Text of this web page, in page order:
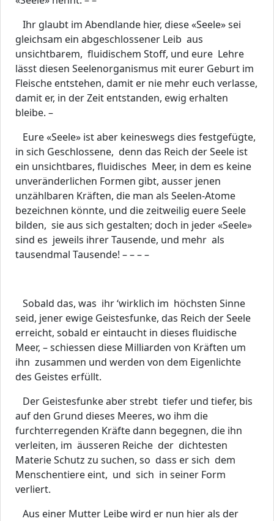
Ihr glaubt im Abendlande hier, diese «Seele» sei
gleichsam ein abgeschlossener Leib aus
unsichtbarem, fluidischem Stoff, und eure Lehre
lässt diesen Seelenorganismus mit eurer Geburt im
Fleische entstehen, damit er nie mehr euch verlasse,
damit er, in der Zeit entstanden, ewig erhalten
bleibe. –
Eure «Seele» ist aber keineswegs dies festgefügte,
in sich Geschlossene, denn das Reich der Seele ist
ein unsichtbares, fluidisches Meer, in dem es keine
unveränderlichen Formen gibt, ausser jenen
unzählbaren Kräften, die man als Seelen-Atome
bezeichnen könnte, und die zeitweilig euere Seele
bilden, sie aus sich gestalten; doch in jeder «Seele»
sind es jeweils ihrer Tausende, und mehr als
tausendmal Tausende! – – – –
Sobald das, was ihr ‘wirklich im höchsten Sinne
seid, jener ewige Geistesfunke, das Reich der Seele
erreicht, sobald er eintaucht in dieses fluidische
Meer, – schiessen diese Milliarden von Kräften um
ihn zusammen und werden von dem Eigenlichte
des Geistes erfüllt.
Der Geistesfunke aber strebt tiefer und tiefer, bis
auf den Grund dieses Meeres, wo ihm die
furchterregenden Kräfte dann begegnen, die ihn
verleiten, im äusseren Reiche der dichtesten
Materie Schutz zu suchen, so dass er sich dem
Menschentiere eint, und sich in seiner Form
verliert.
Aus einer Mutter Leibe wird er nun hier als der